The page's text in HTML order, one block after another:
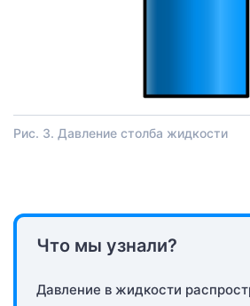
Рис. 3. Давление столба жидкости
Что мы узнали?
Давление в жидкости